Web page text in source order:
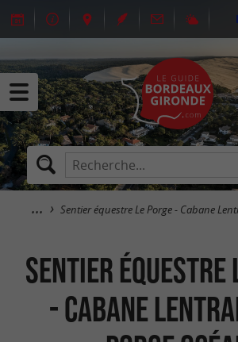
Sentier équestre Le Porge - Cabane
Sentier équestre
- Cabane